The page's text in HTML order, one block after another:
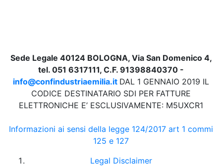
Sede Legale 40124 BOLOGNA, Via San Domenico 4,
tel. 051 6317111, C.F. 91398840370 -
info@confindustriaemilia.it DAL 1 GENNAIO 2019 IL
CODICE DESTINATARIO SDI PER FATTURE
ELETTRONICHE E’ ESCLUSIVAMENTE: M5UXCR1
Informazioni ai sensi della legge 124/2017 art 1 commi
125 e 127
Legal Disclaimer